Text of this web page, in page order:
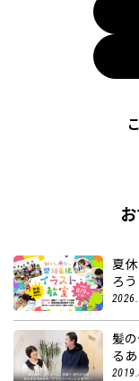
夏
ろ
髪
る